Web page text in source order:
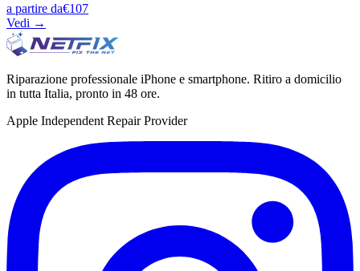
a partire da€107
Vedi →
Riparazione professionale iPhone e smartphone. Ritiro a domicilio
in tutta Italia, pronto in 48 ore.
Apple Independent Repair Provider